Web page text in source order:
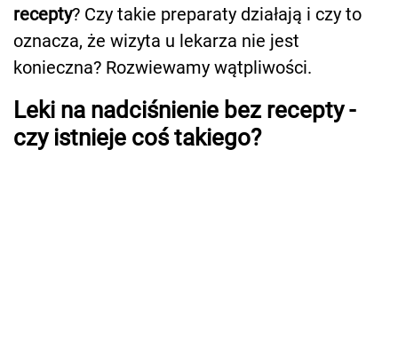
recepty? Czy takie preparaty działają i czy to
oznacza, że wizyta u lekarza nie jest
konieczna? Rozwiewamy wątpliwości.
Leki na nadciśnienie bez recepty -
czy istnieje coś takiego?